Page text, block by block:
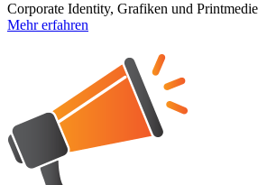
Corporate Identity, Grafiken und
Mehr erfahren